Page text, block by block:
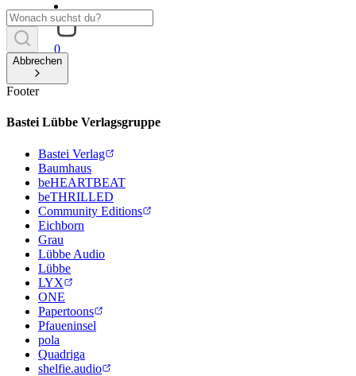
0
Abbrechen
Footer
Bastei Lübbe Verlagsgruppe
Bastei Verlag
Baumhaus
beHEARTBEAT
beTHRILLED
Community Editions
Eichborn
Grau
Lübbe Audio
Lübbe
LYX
ONE
Papertoons
Pfaueninsel
pola
Quadriga
shelfie.audio